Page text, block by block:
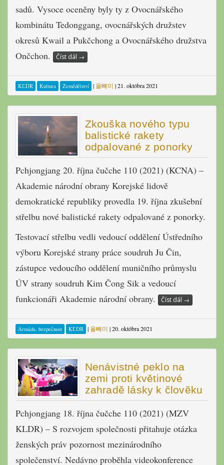
sadů. Vysoce oceněny byly ty z Ovocnářského
kombinátu Tedonggang, ovocnářských družstev
okresů Kwail a Pukčchong a Ovocnářského družstva
Ončchon.
Číst dál →
KĽDR Kultura Zemědělství | 올빼미 |21. októbra 2021
Zkouška nového typu
balistické rakety
odpalované z ponorky
Pchjongjang 20. října čučche 110 (2021) (KCNA) –
Akademie národní obrany Korejské lidově
demokratické republiky provedla 19. října zkušební
střelbu nové balistické rakety odpalované z ponorky.
Testovací střelbu vedli vedoucí oddělení Ústředního
výboru Korejské strany práce soudruh Ju Čin,
zástupce vedoucího oddělení muničního průmyslu
ÚV strany soudruh Kim Čong Sik a vedoucí
funkcionáři Akademie národní obrany.
Číst dál →
Armáda, bezpečnost KĽDR | 올빼미 |20. októbra 2021
Nenávistné peklo na
zemi proti květinové
zahradě lásky k člověku
Pchjongjang 18. října čučche 110 (2021) (MZV
KLDR) – S rozvojem společnosti přitahuje otázka
ženských práv pozornost mezinárodního
společenství. Nedávno proběhla videokonference